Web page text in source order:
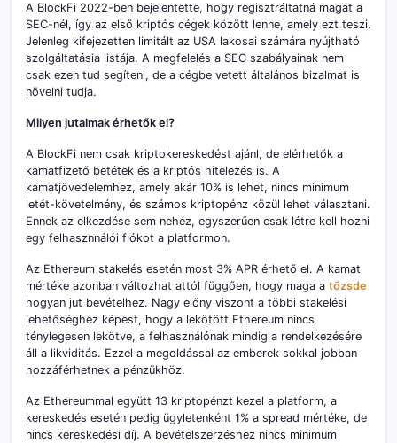
A BlockFi 2022-ben bejelentette, hogy regisztráltatná magát a
SEC-nél, így az első kriptós cégek között lenne, amely ezt teszi.
Jelenleg kifejezetten limitált az USA lakosai számára nyújtható
szolgáltatásia listája. A megfelelés a SEC szabályainak nem
csak ezen tud segíteni, de a cégbe vetett általános bizalmat is
növelni tudja.
Milyen jutalmak érhetők el?
A BlockFi nem csak kriptokereskedést ajánl, de elérhetők a
kamatfizető betétek és a kriptós hitelezés is. A
kamatjövedelemhez, amely akár 10% is lehet, nincs minimum
letét-követelmény, és számos kriptopénz közül lehet választani.
Ennek az elkezdése sem nehéz, egyszerűen csak létre kell hozni
egy felhasznnálói fiókot a platformon.
Az Ethereum stakelés esetén most 3% APR érhető el. A kamat
mértéke azonban változhat attól függően, hogy maga a tőzsde
hogyan jut bevételhez. Nagy előny viszont a többi stakelési
lehetőséghez képest, hogy a lekötött Ethereum nincs
ténylegesen lekötve, a felhasználónak mindig a rendelkezésére
áll a likviditás. Ezzel a megoldással az emberek sokkal jobban
hozzáférhetnek a pénzükhöz.
Az Ethereummal együtt 13 kriptopénzt kezel a platform, a
kereskedés esetén pedig ügyletenként 1% a spread mértéke, de
nincs kereskedési díj. A bevételszerzéshez nincs minimum